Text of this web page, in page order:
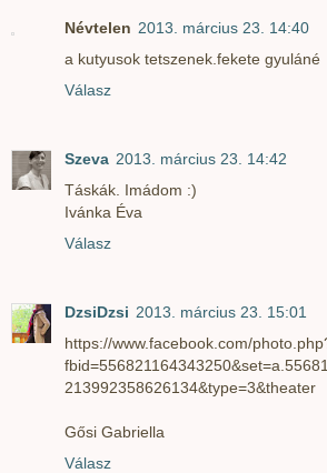
Névtelen 2013. március 23. 14:40
a kutyusok tetszenek.fekete gyuláné
Válasz
Szeva 2013. március 23. 14:42
Táskák. Imádom :)
Ivánka Éva
Válasz
DzsiDzsi 2013. március 23. 15:01
https://www.facebook.com/
213992358626134&type=3&theater
Gősi Gabriella
Válasz